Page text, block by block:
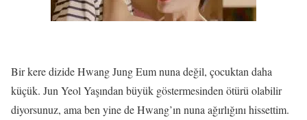
Bir kere dizide Hwang Jung Eum nuna değil, çocuktan daha
küçük. Jun Yeol Yaşından büyük göstermesinden ötürü olabilir
diyorsunuz, ama ben yine de Hwang’ın nuna ağırlığını hissettim.